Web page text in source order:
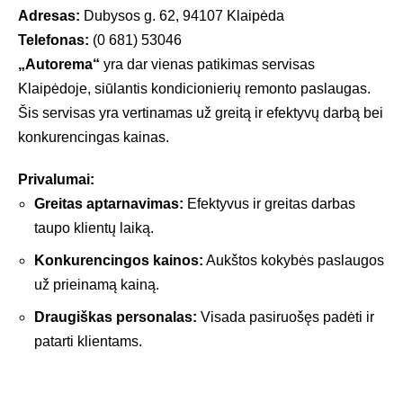
Adresas: Dubysos g. 62, 94107 Klaipėda
Telefonas: (0 681) 53046
„Autorema“ yra dar vienas patikimas servisas
Klaipėdoje, siūlantis kondicionierių remonto paslaugas.
Šis servisas yra vertinamas už greitą ir efektyvų darbą bei
konkurencingas kainas.
Privalumai:
Greitas aptarnavimas: Efektyvus ir greitas darbas
taupo klientų laiką.
Konkurencingos kainos: Aukštos kokybės paslaugos
už prieinamą kainą.
Draugiškas personalas: Visada pasiruošęs padėti ir
patarti klientams.